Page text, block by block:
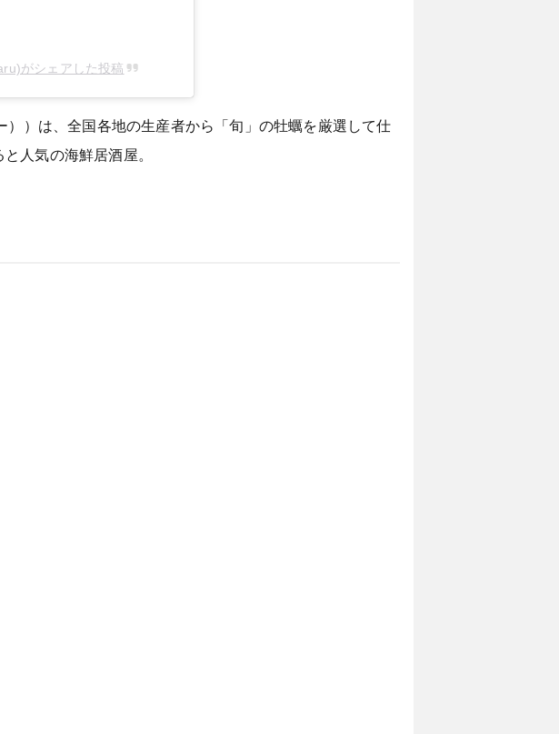
がシェアした投稿
））は、全国各地の生産者から「旬」の牡蠣を厳選して仕
人気の海鮮居酒屋。